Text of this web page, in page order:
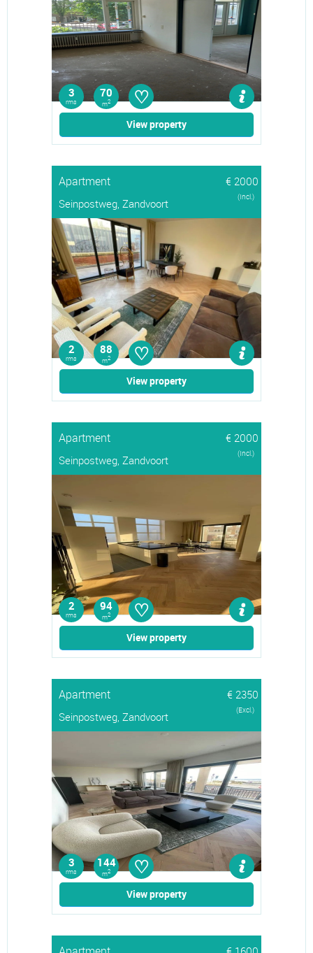
3
rms
70
m2 ♡
View property
Apartment
€ 2000
Seinpostweg, Zandvoort
(Incl.)
2
rms
88
m2 ♡
View property
Apartment
€ 2000
Seinpostweg, Zandvoort
(Incl.)
2
rms
94
m2 ♡
View property
Apartment
€ 2350
Seinpostweg, Zandvoort
(Excl.)
3
rms
144
m2 ♡
View property